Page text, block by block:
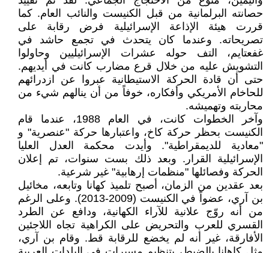
حصانته البرلمانية من قبل الكنيست والنائب العام. كما
قررت هيئة الإذاعة الإسرائيلية فرض رقابة على
تصريحاته. وعندما كان يتحدث في تجمع حاشد في
غفعتايم، التف حوله عشرات الإسرائيليين وحاولوا
التشويش عليه من خلال قرع مضارب كانت في أيديهم.
حتى أن قادة الحركة الاستيطانية عبروا عن ازدرائهم
للحاخام الأمريكي وأفكاره، خوفاً من أن ينالهم شيء من
محاربته وتهميشه.
وآخر الخطوات كانت، في العام 1988، عندما قام
الكنيست بحظر حركة كاخ، واعتبارها حركة "عنصرية" و
"معادية للديمقراطية". وأيدت محكمة العدل العليا
الإسرائيلية القرار. وبعد ذلك بست سنوات، تم إعلان
الحركة وفصائلها "منظمات إرهابية" غير شرعية.
بعد عقدين من الزمان، أصبح تلميذ كهانا وتابعه، مخائيل
بن آري، عضواً في الكنيست (2009-2013). وعلى الرغم
من أنه روّج علانية للآراء الكهانية، ودافع عن الطرد
القسري للعرب والتحريض على الكراهية تجاه اللاجئين
الأفارقة، غير أنه لم يخضع للرقابة قط. وقام بن آري،